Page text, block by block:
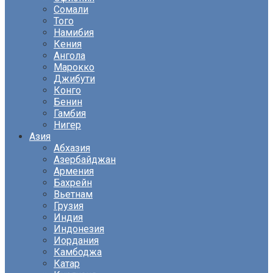
Сомали
Того
Намибия
Кения
Ангола
Марокко
Джибути
Конго
Бенин
Гамбия
Нигер
Азия
Абхазия
Азербайджан
Армения
Бахрейн
Вьетнам
Грузия
Индия
Индонезия
Иордания
Камбоджа
Катар